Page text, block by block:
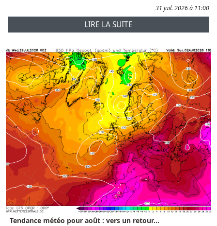
31 juil. 2026 à 11:00
LIRE LA SUITE
Tendance météo pour août : vers un retour...